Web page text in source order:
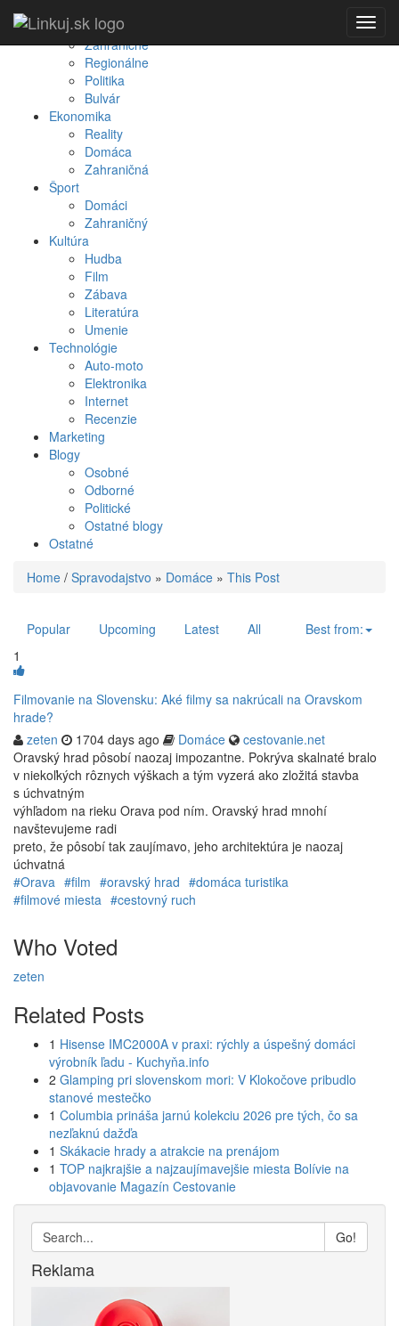
Domáce
Zahraničné
Regionálne
Politika
Bulvár
Ekonomika
Reality
Domáca
Zahraničná
Šport
Domáci
Zahraničný
Kultúra
Hudba
Film
Zábava
Literatúra
Umenie
Technológie
Auto-moto
Elektronika
Internet
Recenzie
Marketing
Blogy
Osobné
Odborné
Politické
Ostatné blogy
Ostatné
Home / Spravodajstvo » Domáce » This Post
Popular Upcoming Latest All
Best from:
1
Filmovanie na Slovensku: Aké filmy sa nakrúcali na Oravskom
hrade?
zeten
1704 days ago Domáce
cestovanie.net
Oravský hrad pôsobí naozaj impozantne. Pokrýva skalnaté bralo
v niekoľkých rôznych výškach a tým vyzerá ako zložitá stavba
s úchvatným
výhľadom na rieku Orava pod ním. Oravský hrad mnohí
navštevujeme radi
preto, že pôsobí tak zaujímavo, jeho architektúra je naozaj
úchvatná
#Orava #film #oravský hrad #domáca turistika
#filmové miesta #cestovný ruch
Who Voted
zeten
Related Posts
1 Hisense IMC2000A v praxi: rýchly a úspešný domáci
výrobník ľadu - Kuchyňa.info
2 Glamping pri slovenskom mori: V Klokočove pribudlo
stanové mestečko
1 Columbia prináša jarnú kolekciu 2026 pre tých, čo sa
nezľaknú dažďa
1 Skákacie hrady a atrakcie na prenájom
1 TOP najkrajšie a najzaujímavejšie miesta Bolívie na
objavovanie Magazín Cestovanie
Go!
Reklama